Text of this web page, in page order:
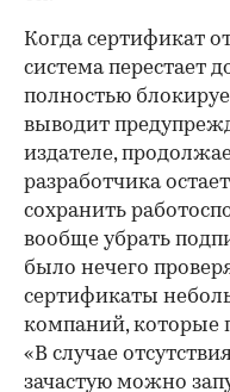
Когда сертификат
система перестает
полностью
выводит
издателе,
разработчика
сохранить
вообще убрать
было нечего
сертификаты
компаний, которые
«В случае
зачастую можно